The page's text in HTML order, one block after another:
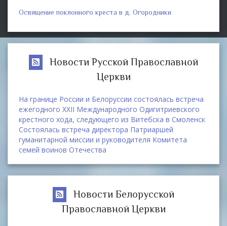
Освящение поклонного креста в д. Огородники
Новости Русской Православной
Церкви
На границе России и Белоруссии состоялась встреча
ежегодного XXII Международного Одигитриевского
крестного хода, следующего из Витебска в Смоленск
Состоялась встреча директора Патриаршей
гуманитарной миссии и руководителя Комитета
семей воинов Отечества
Новости Белорусской
Православной Церкви